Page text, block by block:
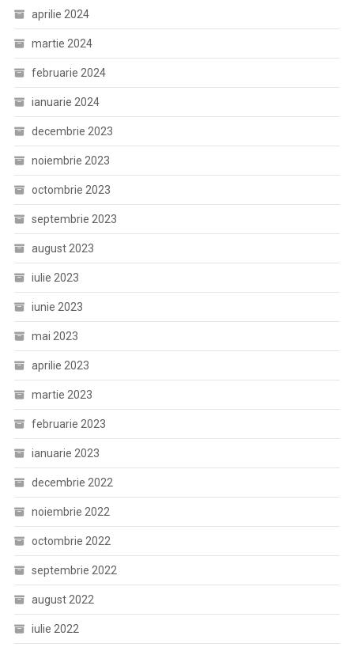
aprilie 2024
martie 2024
februarie 2024
ianuarie 2024
decembrie 2023
noiembrie 2023
octombrie 2023
septembrie 2023
august 2023
iulie 2023
iunie 2023
mai 2023
aprilie 2023
martie 2023
februarie 2023
ianuarie 2023
decembrie 2022
noiembrie 2022
octombrie 2022
septembrie 2022
august 2022
iulie 2022